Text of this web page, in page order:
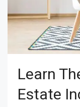
Learn
Estate